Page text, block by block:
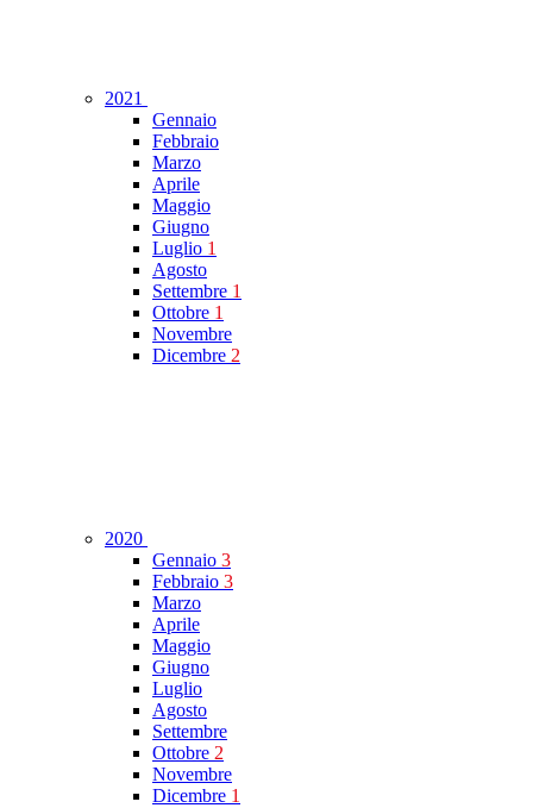
2021
Gennaio
Febbraio
Marzo
Aprile
Maggio
Giugno
Luglio 1
Agosto
Settembre 1
Ottobre 1
Novembre
Dicembre 2
2020
Gennaio 3
Febbraio 3
Marzo
Aprile
Maggio
Giugno
Luglio
Agosto
Settembre
Ottobre 2
Novembre
Dicembre 1